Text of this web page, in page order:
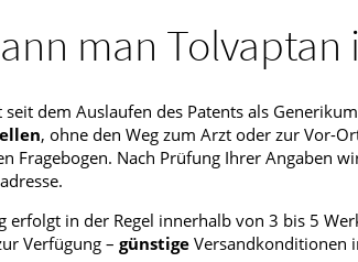
man
seit dem Auslaufen des Patents als
, ohne den Weg zum Arzt oder zur Vor-
Fragebogen. Nach Prüfung Ihrer Angaben
erfolgt in der Regel innerhalb von 3 bis 5
Verfügung – günstige Versandkonditionen